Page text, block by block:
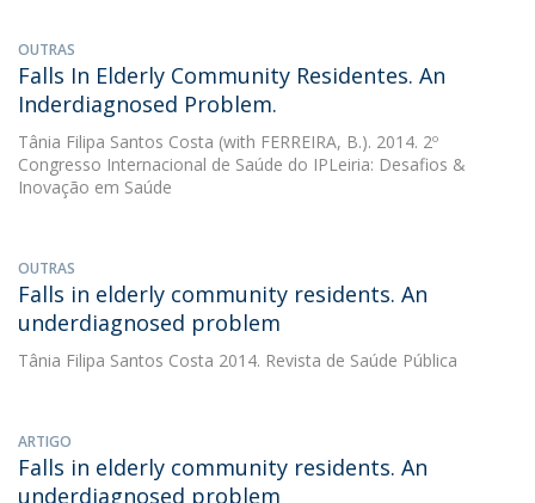
OUTRAS
Falls In Elderly Community Residentes. An
Inderdiagnosed Problem.
Tânia Filipa Santos Costa (with FERREIRA, B.). 2014. 2º
Congresso Internacional de Saúde do IPLeiria: Desafios &
Inovação em Saúde
OUTRAS
Falls in elderly community residents. An
underdiagnosed problem
Tânia Filipa Santos Costa 2014. Revista de Saúde Pública
ARTIGO
Falls in elderly community residents. An
underdiagnosed problem